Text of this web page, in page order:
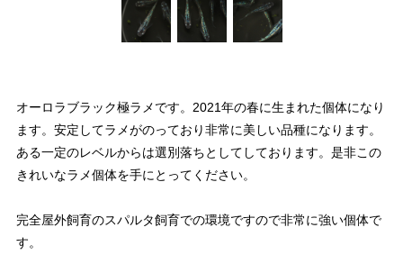
オーロラブラック極ラメです。2021年の春に生まれた個体になり
ます。安定してラメがのっており非常に美しい品種になります。
ある一定のレベルからは選別落ちとしてしております。是非この
きれいなラメ個体を手にとってください。
完全屋外飼育のスパルタ飼育での環境ですので非常に強い個体で
す。